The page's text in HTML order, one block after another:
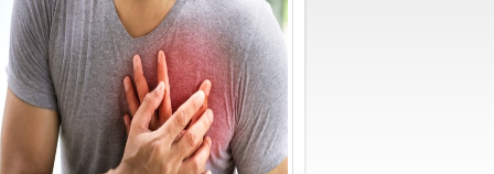
7
BAŞKANI İLKAY
ÇOCUK KATILIM
ANLAMLI